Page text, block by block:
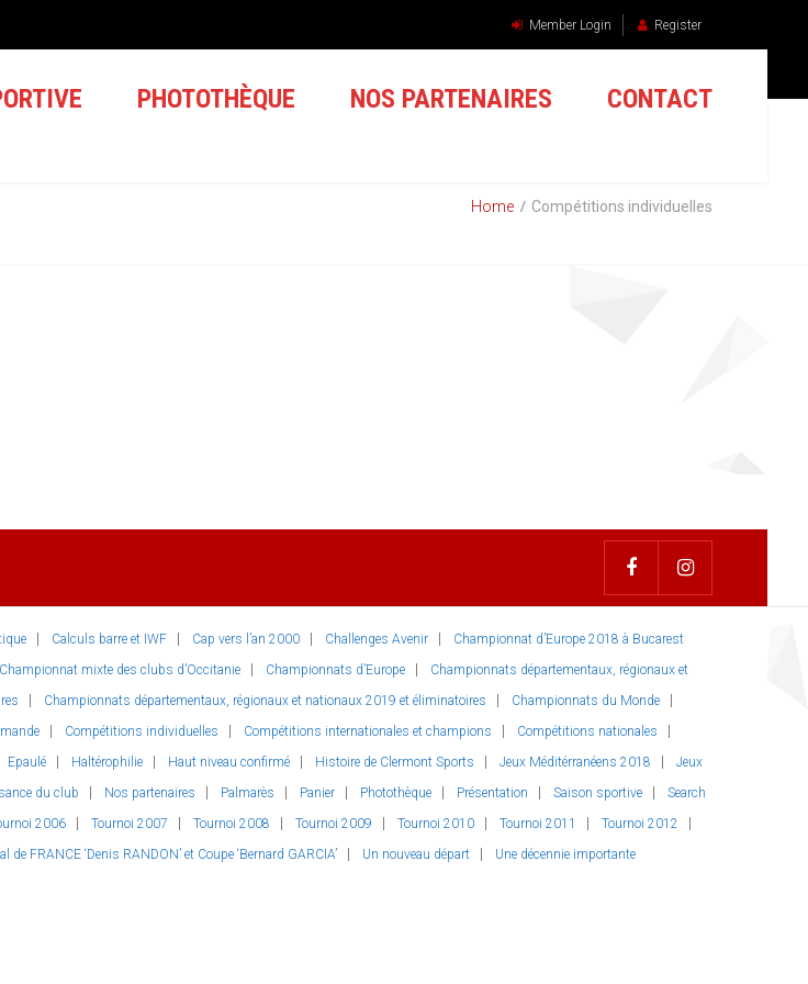
Member Login Register
PHOTOTHÈQUE NOS PARTENAIRES CONTACT
Home Compétitions individuelles
Calculs barre et IWF Cap vers l’an 2000 Challenges Avenir
Championnat d’Europe 2018 à Bucarest
Championnat mixte des clubs d’Occitanie Championnats d’Europe
Championnats départementaux, régionaux et
Championnats départementaux, régionaux et nationaux 2019 et éliminatoires
Championnats du Monde
Compétitions individuelles Compétitions internationales et champions
Compétitions nationales
Epaulé Haltérophilie Haut niveau confirmé Histoire de Clermont Sports Jeux Méditérranéens 2018
Jeux
du club Nos partenaires Palmarès Panier Photothèque Présentation Saison sportive
Search
2006 Tournoi 2007 Tournoi 2008 Tournoi 2009 Tournoi 2010 Tournoi 2011
Tournoi 2012
de FRANCE ‘Denis RANDON’ et Coupe ‘Bernard GARCIA’ Un nouveau départ Une décennie importante